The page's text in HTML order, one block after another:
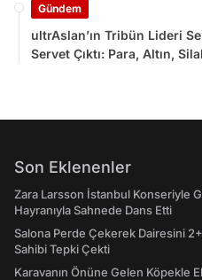
Gündem
ultrAslan’ın Tribün Lideri
Servet Çıktı: Para, Altın,
Son Eklenenler
Zara Larsson İstanbul Konseriyle
Hayranıyla Sahnede Dans Etti
Salona Perde Çekerek Dairesini
Sahibi Tepki Çekti
Karavanın Önüne Gelen Köpekle